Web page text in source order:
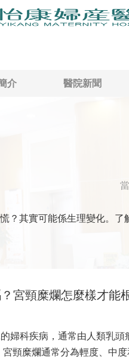
介 醫院新聞
？其實可能係生理變化。
宮頸糜爛怎麼樣才能
婦科疾病，通常由人類乳
頸糜爛通常分為輕度、中